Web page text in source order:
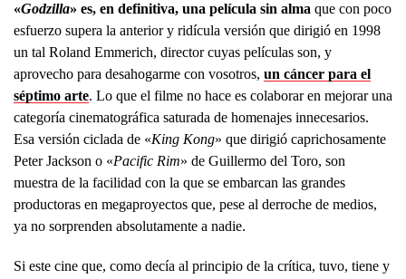
«Godzilla» es, en definitiva, una película sin alma que con poco
esfuerzo supera la anterior y ridícula versión que dirigió en 1998
un tal Roland Emmerich, director cuyas películas son, y
aprovecho para desahogarme con vosotros, un cáncer para el
séptimo arte. Lo que el filme no hace es colaborar en mejorar una
categoría cinematográfica saturada de homenajes innecesarios.
Esa versión ciclada de «King Kong» que dirigió caprichosamente
Peter Jackson o «Pacific Rim» de Guillermo del Toro, son
muestra de la facilidad con la que se embarcan las grandes
productoras en megaproyectos que, pese al derroche de medios,
ya no sorprenden absolutamente a nadie.
Si este cine que, como decía al principio de la crítica, tuvo, tiene y